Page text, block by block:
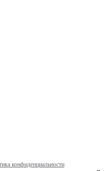
конфиденциальности